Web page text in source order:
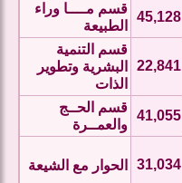
45,128
قسم مــــا وراء
الطبيعة
22,841
قسم التنمية
البشرية وتطوير
الذات
41,055
قسم الحــج
والعمــرة
31,034 الحوار مع الشيعة